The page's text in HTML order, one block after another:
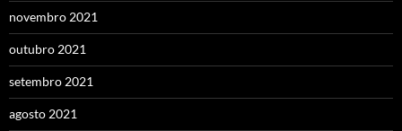
novembro 2021
outubro 2021
setembro 2021
agosto 2021